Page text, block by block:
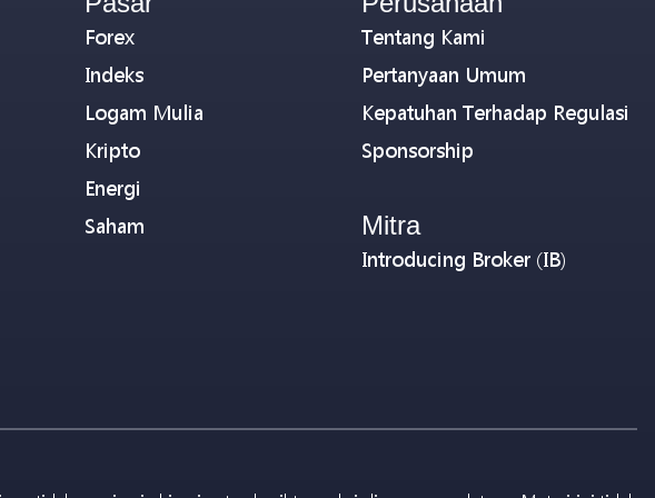
Forex
Indeks
Logam Mulia
Kripto
Energi
Saham
Tentang Kami
Pertanyaan Umum
Kepatuhan Terhadap Regulasi
Sponsorship
Mitra
Introducing Broker (IB)